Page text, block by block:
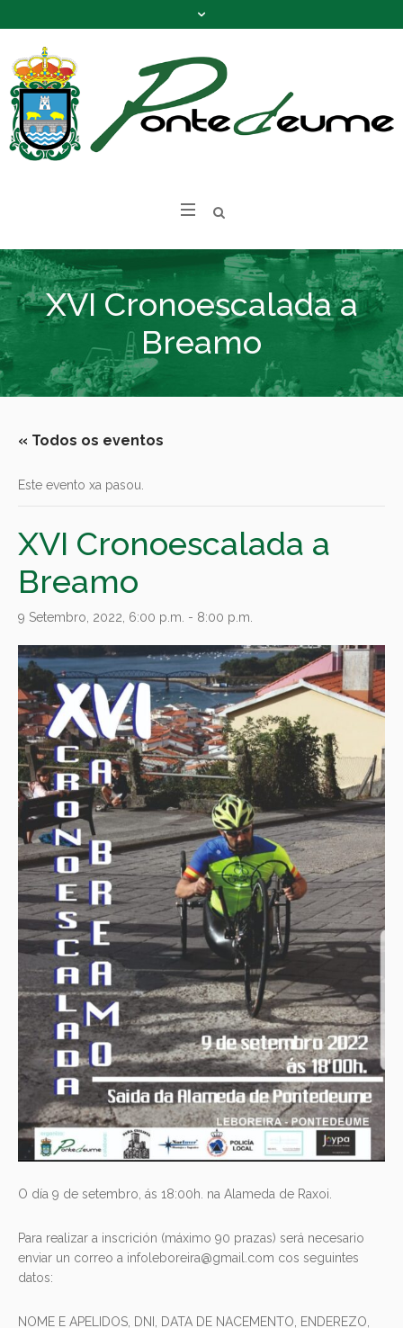
XVI Cronoescalada a
Breamo
« Todos os eventos
Este evento xa pasou.
XVI Cronoescalada a
Breamo
9 Setembro, 2022, 6:00 p.m. - 8:00 p.m.
O día 9 de setembro, ás 18:00h. na Alameda de Raxoi.
Para realizar a inscrición (máximo 90 prazas) será necesario
enviar un correo a infoleboreira@gmail.com cos seguintes
datos:
NOME E APELIDOS, DNI, DATA DE NACEMENTO, ENDEREZO,